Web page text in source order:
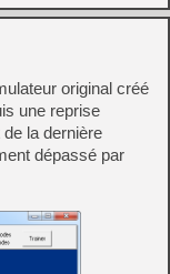
original créé
une reprise
la dernière
dépassé par